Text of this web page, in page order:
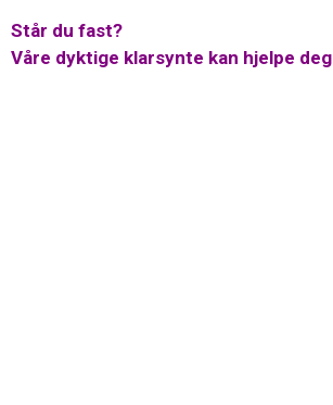
Står du fast?
Våre dyktige klarsynte kan hjelpe deg